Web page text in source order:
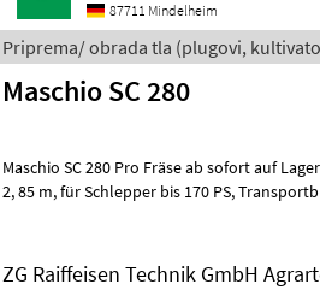
87711 Mindelheim
Priprema/ obrada tla (plugovi,
Maschio
Maschio SC 280
Maschio SC 280 Pro Fräse ab sofort auf Lager
2, 85 m, für Schlepper bis 170 PS, Transportbreite 2, 98m, Ölbad-
ZG Raiffeisen Technik GmbH